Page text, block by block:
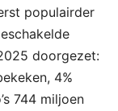
populairder
doorgezet:
4%
744 miljoen